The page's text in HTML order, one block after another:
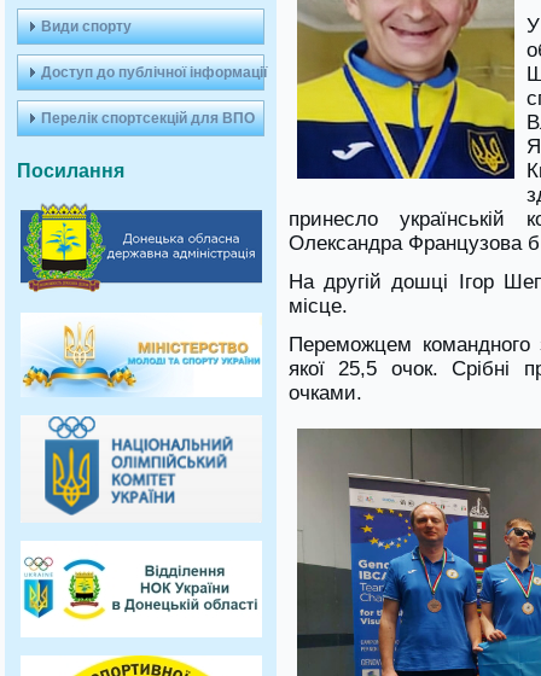
Види спорту
Доступ до публічної інформації
Перелік спортсекцій для ВПО
Посилання
У
принесло українській
Олександра Французова
На другій дошці Ігор
місце.
Переможцем командного
якої 25,5 очок. Срібні
очками.